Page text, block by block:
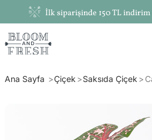
İlk siparişinde 150 TL
Ana Sayfa Çiçek Saksıda Çiçek